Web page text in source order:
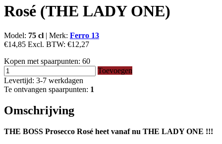
Rosé (THE LADY ONE)
Model: 75 cl | Merk: Ferro 13
€14,85 Excl. BTW: €12,27
Kopen met spaarpunten: 60
Toevoegen
Levertijd: 3-7 werkdagen
Te ontvangen spaarpunten: 1
Omschrijving
THE BOSS Prosecco Rosé heet vanaf nu THE LADY ONE !!!